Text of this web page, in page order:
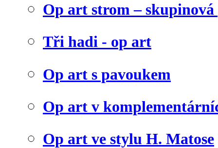
Op art strom – skupinová
Tři hadi - op art
Op art s pavoukem
Op art v
Op art ve stylu H. Matose